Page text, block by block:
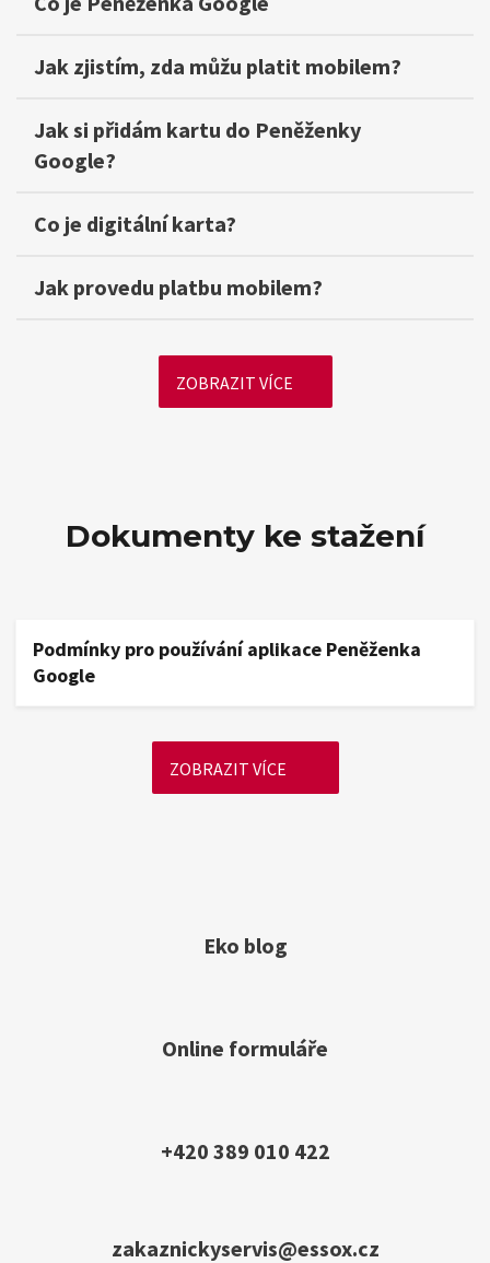
Jak zjistím, zda můžu platit mobilem?
Jak si přidám kartu do Peněženky
Google?
Co je digitální karta?
Jak provedu platbu mobilem?
ZOBRAZIT VÍCE
Dokumenty ke stažení
Podmínky pro používání aplikace Peněženka
Google
ZOBRAZIT VÍCE
Eko blog
Online formuláře
+420 389 010 422
zakaznickyservis@essox.cz